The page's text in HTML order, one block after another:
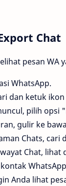
Chat
pesan
WhatsApp.
dan ketuk
pilih opsi
gulir ke
Chats, cari
Chat,
Anda lihat